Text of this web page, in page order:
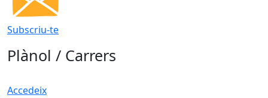
Subscriu-te
Plànol / Carrers
Accedeix